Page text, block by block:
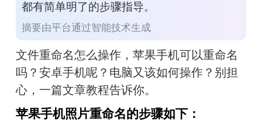
都有简单明了的步骤指导。
摘要由平台通过智能技术生成
文件重命名怎么操作，苹果手机可以重命名
吗？安卓手机呢？电脑又该如何操作？别担
心，一篇文章教程告诉你。
苹果手机照片重命名的步骤如下：